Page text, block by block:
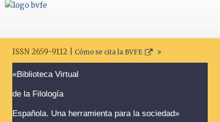
ISSN 2659-9112 | Cómo se cita la BVFE
«Biblioteca Virtual
de la Filología
Española. Una herramienta para la sociedad»